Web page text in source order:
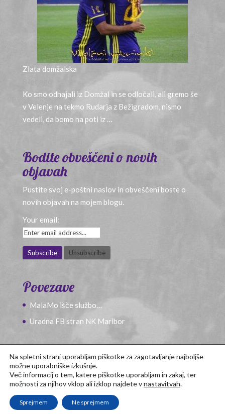
Zlata domžalska
Ko smo odhajali iz Domžal in se odločali, ali gremo še
v Velenje na tekmo Rudarja z Bežigradom, nismo
vedeli, da bomo na poti iz …
Bodite obveščeni o novih
objavah
Pustite svoj e-poštni naslov in obveščeni boste o
novih objavah na mojem blogu.
Your email:
Povezave
MalaMo išče službo…
Uradna FB stran NK Maribor
Po predlogiDivi oblikoval
Na spletni strani uporabljam piškotke za zagotavljanje najboljše
možne uporabniške izkušnje.
Več informacij o tem, katere piškotke uporabljam in zakaj, ter
možnosti za njihov vklop ali izklop najdete vnastavitvah.
Sprejmem Ne sprejmem